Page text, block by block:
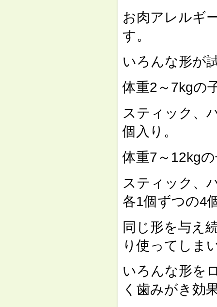
お肉アレルギ
す。
いろんな形が
体重2～7kgの
スティック、
個入り。
体重7～12kg
スティック、
各1個ずつの4
同じ形を与え
り使ってしま
いろんな形を
く歯みがき効